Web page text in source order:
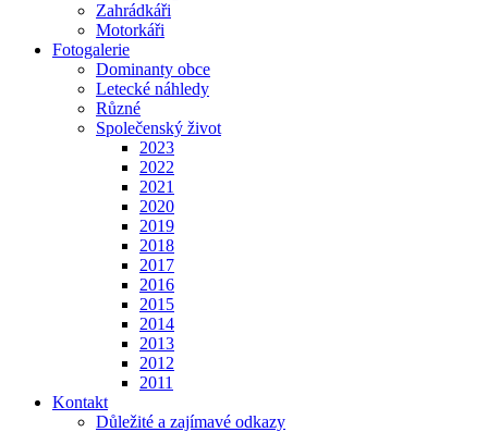
Zahrádkáři
Motorkáři
Fotogalerie
Dominanty obce
Letecké náhledy
Různé
Společenský život
2023
2022
2021
2020
2019
2018
2017
2016
2015
2014
2013
2012
2011
Kontakt
Důležité a zajímavé odkazy